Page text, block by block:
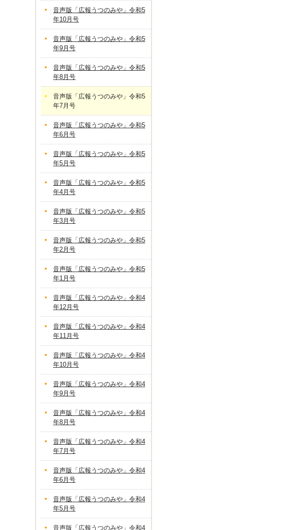
音声版「広報うつのみや」令和5
年10月号
音声版「広報うつのみや」令和5
年9月号
音声版「広報うつのみや」令和5
年8月号
音声版「広報うつのみや」令和5
年7月号
音声版「広報うつのみや」令和5
年6月号
音声版「広報うつのみや」令和5
年5月号
音声版「広報うつのみや」令和5
年4月号
音声版「広報うつのみや」令和5
年3月号
音声版「広報うつのみや」令和5
年2月号
音声版「広報うつのみや」令和5
年1月号
音声版「広報うつのみや」令和4
年12月号
音声版「広報うつのみや」令和4
年11月号
音声版「広報うつのみや」令和4
年10月号
音声版「広報うつのみや」令和4
年9月号
音声版「広報うつのみや」令和4
年8月号
音声版「広報うつのみや」令和4
年7月号
音声版「広報うつのみや」令和4
年6月号
音声版「広報うつのみや」令和4
年5月号
音声版「広報うつのみや」令和4